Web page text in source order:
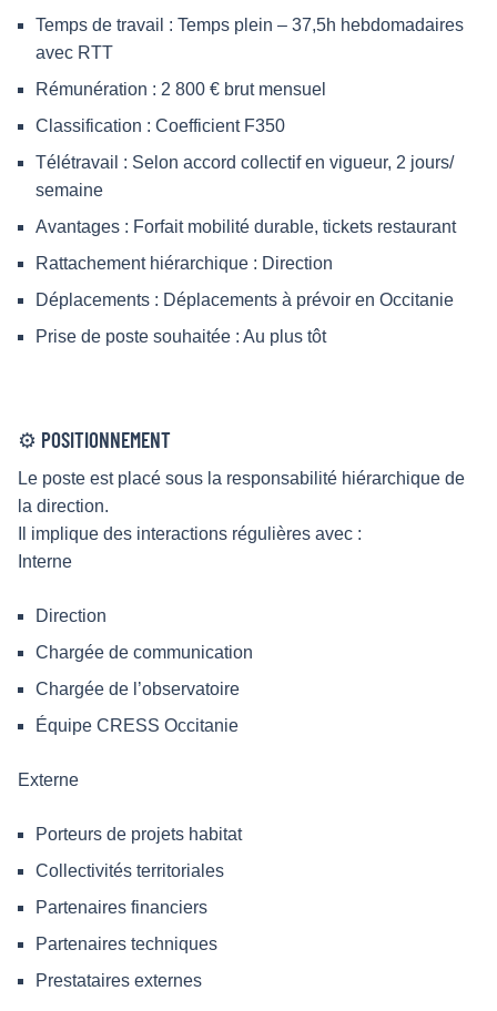
Temps de travail : Temps plein – 37,5h hebdomadaires
avec RTT
Rémunération : 2 800 € brut mensuel
Classification : Coefficient F350
Télétravail : Selon accord collectif en vigueur, 2 jours/
semaine
Avantages : Forfait mobilité durable, tickets restaurant
Rattachement hiérarchique : Direction
Déplacements : Déplacements à prévoir en Occitanie
Prise de poste souhaitée : Au plus tôt
⚙️ POSITIONNEMENT
Le poste est placé sous la responsabilité hiérarchique de
la direction.
Il implique des interactions régulières avec :
Interne
Direction
Chargée de communication
Chargée de l’observatoire
Équipe CRESS Occitanie
Externe
Porteurs de projets habitat
Collectivités territoriales
Partenaires financiers
Partenaires techniques
Prestataires externes